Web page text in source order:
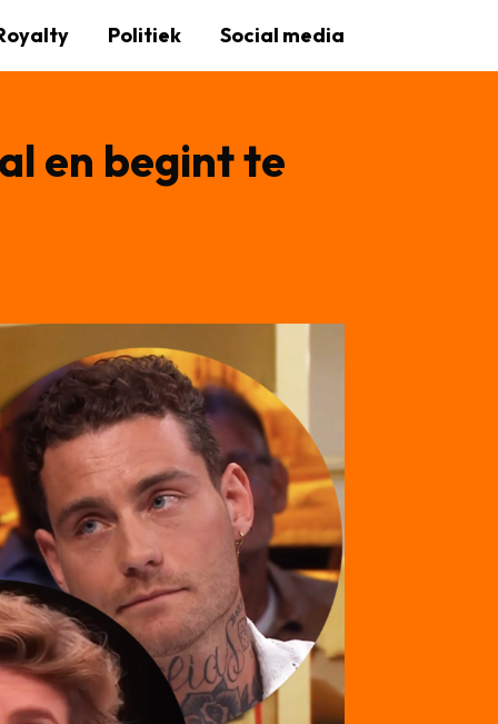
Politiek Social media
en begint te